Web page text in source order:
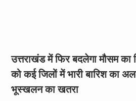
उत्तराखंड में फिर बदलेगा मौसम
को कई जिलों में भारी बारिश का
भूस्खलन का खतरा